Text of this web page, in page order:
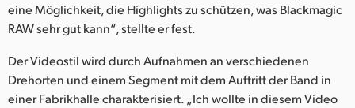
eine Möglichkeit, die Highlights zu schützen, was Blackmagic
RAW sehr gut kann“, stellte er fest.
Der Videostil wird durch Aufnahmen an verschiedenen
Drehorten und einem Segment mit dem Auftritt der Band in
einer Fabrikhalle charakterisiert. „Ich wollte in diesem Video